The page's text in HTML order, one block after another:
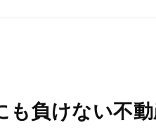
も負けない不